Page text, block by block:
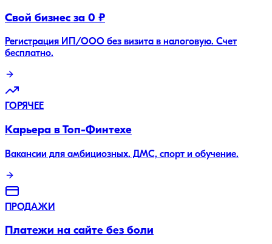
Свой бизнес за 0 ₽
Регистрация ИП/ООО без визита в налоговую. Счет
бесплатно.
ГОРЯЧЕЕ
Карьера в Топ-Финтехе
Вакансии для амбициозных. ДМС, спорт и обучение.
ПРОДАЖИ
Платежи на сайте без боли